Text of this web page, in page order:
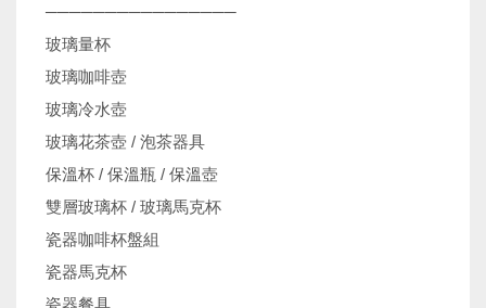
────────────────
玻璃量杯
玻璃咖啡壺
玻璃冷水壺
玻璃花茶壺 / 泡茶器具
保溫杯 / 保溫瓶 / 保溫壺
雙層玻璃杯 / 玻璃馬克杯
瓷器咖啡杯盤組
瓷器馬克杯
瓷器餐具